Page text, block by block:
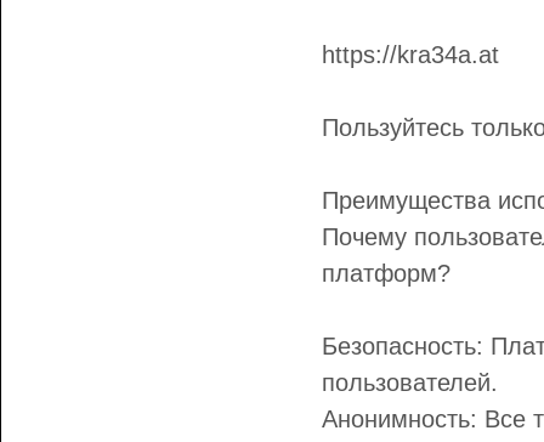
https://kra34a.at
Пользуйтесь
Преимущества
Почему
платформ?
Безопасность:
пользователей.
Анонимность: Все